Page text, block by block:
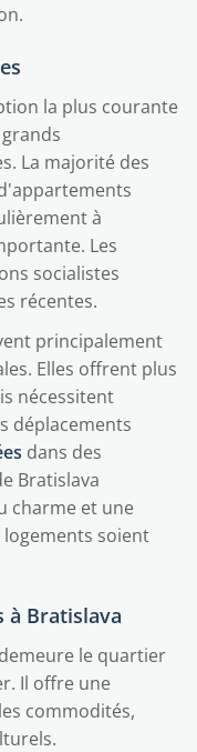
la plus courante
La majorité des
à
Les
socialistes
récentes.
principalement
Elles offrent plus
nécessitent
déplacements
dans des
Bratislava
charme et une
soient
à Bratislava
le quartier
Il offre une
commodités,